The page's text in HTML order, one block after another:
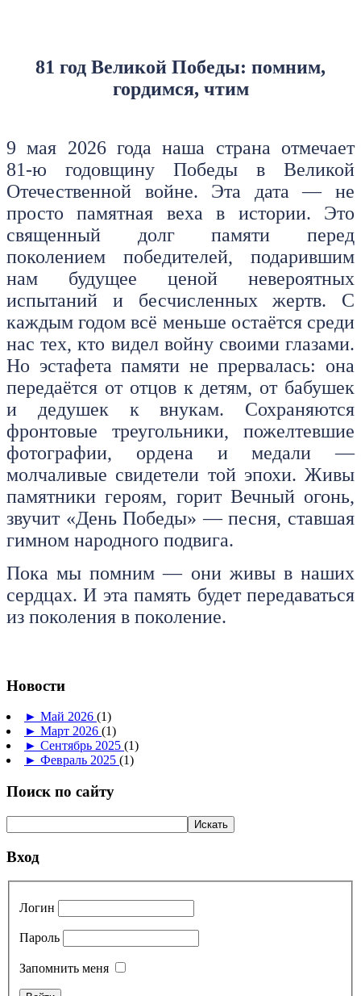
81 год Великой Победы: помним,
гордимся, чтим
9 мая 2026 года наша страна отмечает
81‑ю годовщину Победы в Великой
Отечественной войне. Эта дата — не
просто памятная веха в истории. Это
священный долг памяти перед
поколением победителей, подарившим
нам будущее ценой невероятных
испытаний и бесчисленных жертв. С
каждым годом всё меньше остаётся среди
нас тех, кто видел войну своими глазами.
Но эстафета памяти не прервалась: она
передаётся от отцов к детям, от бабушек
и дедушек к внукам. Сохраняются
фронтовые треугольники, пожелтевшие
фотографии, ордена и медали —
молчаливые свидетели той эпохи. Живы
памятники героям, горит Вечный огонь,
звучит «День Победы» — песня, ставшая
гимном народного подвига.
Пока мы помним — они живы в наших
сердцах. И эта память будет передаваться
из поколения в поколение.
Новости
► Май 2026 (1)
► Март 2026 (1)
► Сентябрь 2025 (1)
► Февраль 2025 (1)
Поиск по сайту
Вход
Логин
Пароль
Запомнить меня